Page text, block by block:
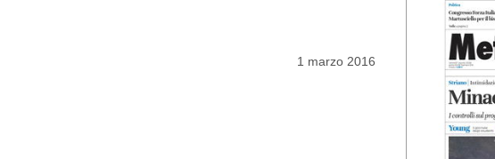
1 marzo 2016